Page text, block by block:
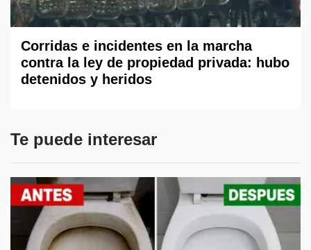
Corridas e incidentes en la marcha
contra la ley de propiedad privada: hubo
detenidos y heridos
Te puede interesar